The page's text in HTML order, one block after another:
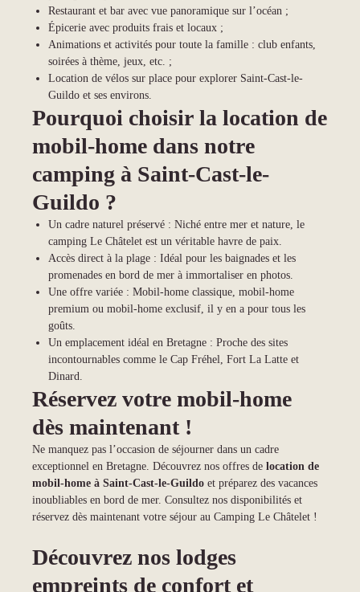
Restaurant et bar avec vue panoramique sur l’océan ;
Épicerie avec produits frais et locaux ;
Animations et activités pour toute la famille : club enfants,
soirées à thème, jeux, etc. ;
Location de vélos sur place pour explorer Saint-Cast-le-
Guildo et ses environs.
Pourquoi choisir la location de
mobil-home dans notre
camping à Saint-Cast-le-
Guildo ?
Un cadre naturel préservé : Niché entre mer et nature, le
camping Le Châtelet est un véritable havre de paix.
Accès direct à la plage : Idéal pour les baignades et les
promenades en bord de mer à immortaliser en photos.
Une offre variée : Mobil-home classique, mobil-home
premium ou mobil-home exclusif, il y en a pour tous les
goûts.
Un emplacement idéal en Bretagne : Proche des sites
incontournables comme le Cap Fréhel, Fort La Latte et
Dinard.
Réservez votre mobil-home
dès maintenant !
Ne manquez pas l’occasion de séjourner dans un cadre
exceptionnel en Bretagne. Découvrez nos offres de location de
mobil-home à Saint-Cast-le-Guildo et préparez des vacances
inoubliables en bord de mer. Consultez nos disponibilités et
réservez dès maintenant votre séjour au Camping Le Châtelet !
Découvrez nos lodges
empreints de confort et